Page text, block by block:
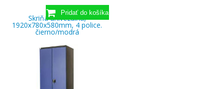
Skriňa univezálna,
1920x780x580mm, 4 police.
čierno/modrá